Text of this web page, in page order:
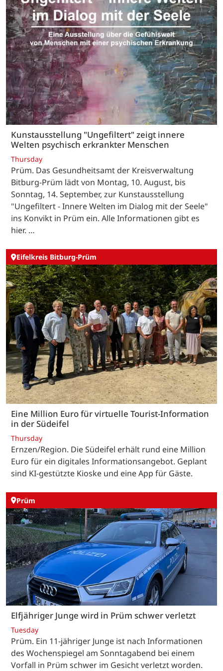
Kunstausstellung "Ungefiltert" zeigt innere
Welten psychisch erkrankter Menschen
Thursday
Prüm. Das Gesundheitsamt der Kreisverwaltung
Bitburg-Prüm lädt von Montag, 10. August, bis
Sonntag, 14. September, zur Kunstausstellung
"Ungefiltert - Innere Welten im Dialog mit der Seele"
ins Konvikt in Prüm ein. Alle Informationen gibt es
hier. …
Eifelkreis Bitburg-Prüm
Eine Million Euro für virtuelle Tourist-Information
in der Südeifel
Thursday
Ernzen/Region. Die Südeifel erhält rund eine Million
Euro für ein digitales Informationsangebot. Geplant
sind KI-gestützte Kioske und eine App für Gäste.
Prüm
Elfjähriger Junge wird in Prüm schwer verletzt
Tuesday
Prüm. Ein 11-jähriger Junge ist nach Informationen
des Wochenspiegel am Sonntagabend bei einem
Vorfall in Prüm schwer im Gesicht verletzt worden.